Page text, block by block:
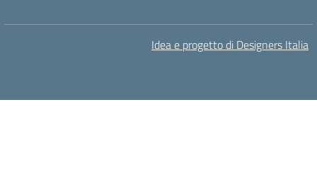
Idea e progetto di Designers Italia